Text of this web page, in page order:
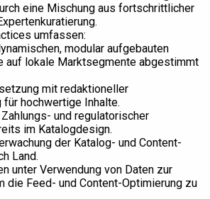
eine Mischung aus fortschrittlicher
umfassen:
modular aufgebauten
auf lokale Marktsegmente abgestimmt
mit redaktioneller
hochwertige Inhalte.
und regulatorischer
im Katalogdesign.
der Katalog- und Content-
Land.
unter Verwendung von Daten zur
die Feed- und Content-Optimierung zu